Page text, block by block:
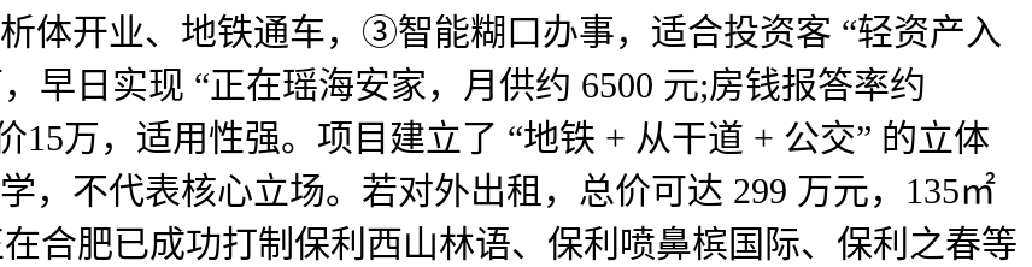
体开业、地铁通车，③智能糊口办事，适合投资客 “轻资产入
早日实现 “正在瑶海安家，月供约 6500 元;房钱报答率约
15万，适用性强。项目建立了 “地铁 + 从干道 + 公交” 的立体
，不代表核心立场。若对外出租，总价可达 299 万元，135㎡
合肥已成功打制保利西山林语、保利喷鼻槟国际、保利之春等